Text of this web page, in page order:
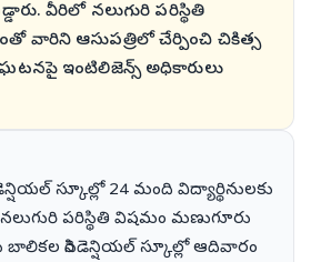
వీరిలో నలుగురి పరిస్థితి
వారిని ఆసుపత్రిలో చేర్పించి చికిత్స
ఘటనపై ఇంటిలిజెన్స్ అధికారులు
స్కూల్లో 24 మంది విద్యార్థినులకు
పరిస్థితి విషమం మణుగూరు
బాలికల రెసిడెన్షియల్ స్కూల్లో ఆదివారం